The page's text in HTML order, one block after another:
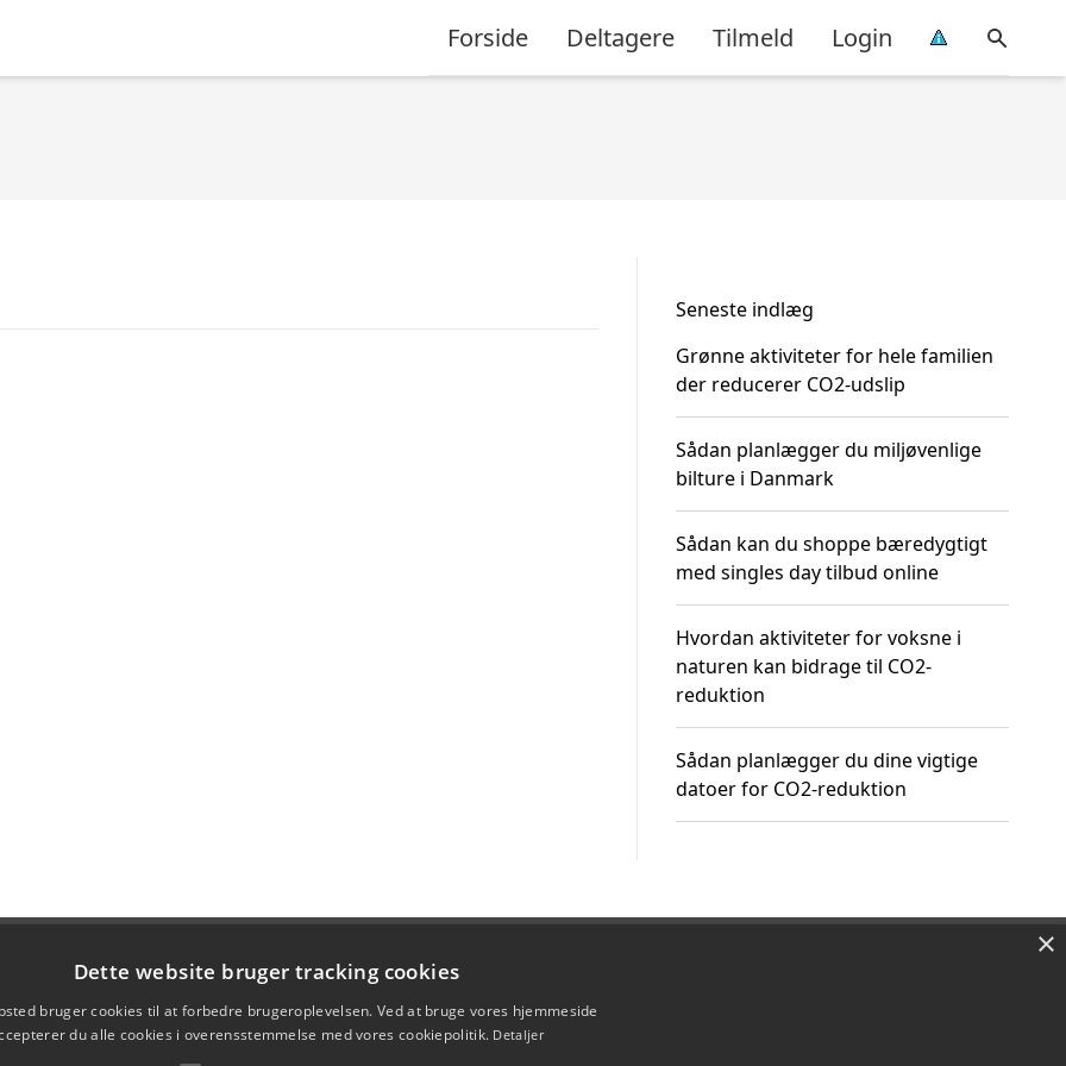
Forside Deltagere Tilmeld Login
Seneste indlæg
Grønne aktiviteter for hele familien
der reducerer CO2-udslip
Sådan planlægger du miljøvenlige
bilture i Danmark
Sådan kan du shoppe bæredygtigt
med singles day tilbud online
Hvordan aktiviteter for voksne i
naturen kan bidrage til CO2-
reduktion
Sådan planlægger du dine vigtige
datoer for CO2-reduktion
×
Dette website bruger tracking cookies
bruger cookies til at forbedre brugeroplevelsen. Ved at bruge vores hjemmeside
du alle cookies i overensstemmelse med vores cookiepolitik. Detaljer